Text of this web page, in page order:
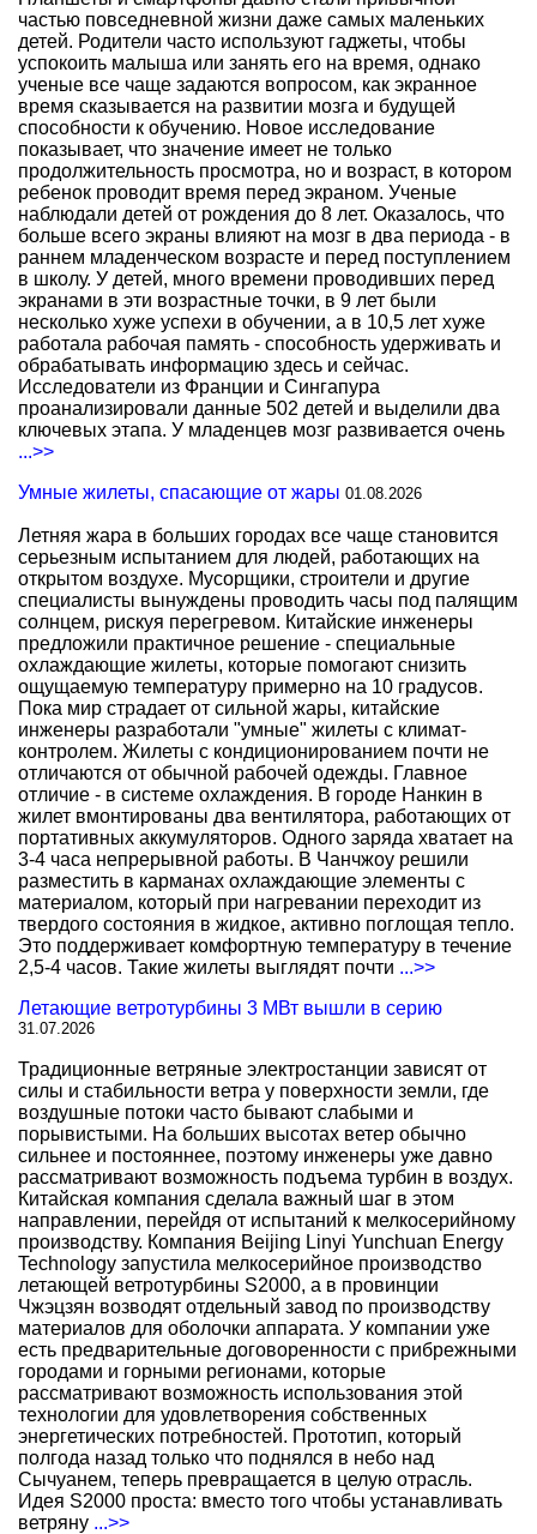
частью повседневной жизни даже самых маленьких
детей. Родители часто используют гаджеты, чтобы
успокоить малыша или занять его на время, однако
ученые все чаще задаются вопросом, как экранное
время сказывается на развитии мозга и будущей
способности к обучению. Новое исследование
показывает, что значение имеет не только
продолжительность просмотра, но и возраст, в котором
ребенок проводит время перед экраном. Ученые
наблюдали детей от рождения до 8 лет. Оказалось, что
больше всего экраны влияют на мозг в два периода - в
раннем младенческом возрасте и перед поступлением
в школу. У детей, много времени проводивших перед
экранами в эти возрастные точки, в 9 лет были
несколько хуже успехи в обучении, а в 10,5 лет хуже
работала рабочая память - способность удерживать и
обрабатывать информацию здесь и сейчас.
Исследователи из Франции и Сингапура
проанализировали данные 502 детей и выделили два
ключевых этапа. У младенцев мозг развивается очень
...>>
Умные жилеты, спасающие от жары 01.08.2026
Летняя жара в больших городах все чаще становится
серьезным испытанием для людей, работающих на
открытом воздухе. Мусорщики, строители и другие
специалисты вынуждены проводить часы под палящим
солнцем, рискуя перегревом. Китайские инженеры
предложили практичное решение - специальные
охлаждающие жилеты, которые помогают снизить
ощущаемую температуру примерно на 10 градусов.
Пока мир страдает от сильной жары, китайские
инженеры разработали "умные" жилеты с климат-
контролем. Жилеты с кондиционированием почти не
отличаются от обычной рабочей одежды. Главное
отличие - в системе охлаждения. В городе Нанкин в
жилет вмонтированы два вентилятора, работающих от
портативных аккумуляторов. Одного заряда хватает на
3-4 часа непрерывной работы. В Чанчжоу решили
разместить в карманах охлаждающие элементы с
материалом, который при нагревании переходит из
твердого состояния в жидкое, активно поглощая тепло.
Это поддерживает комфортную температуру в течение
2,5-4 часов. Такие жилеты выглядят почти ...>>
Летающие ветротурбины 3 МВт вышли в серию
31.07.2026
Традиционные ветряные электростанции зависят от
силы и стабильности ветра у поверхности земли, где
воздушные потоки часто бывают слабыми и
порывистыми. На больших высотах ветер обычно
сильнее и постояннее, поэтому инженеры уже давно
рассматривают возможность подъема турбин в воздух.
Китайская компания сделала важный шаг в этом
направлении, перейдя от испытаний к мелкосерийному
производству. Компания Beijing Linyi Yunchuan Energy
Technology запустила мелкосерийное производство
летающей ветротурбины S2000, а в провинции
Чжэцзян возводят отдельный завод по производству
материалов для оболочки аппарата. У компании уже
есть предварительные договоренности с прибрежными
городами и горными регионами, которые
рассматривают возможность использования этой
технологии для удовлетворения собственных
энергетических потребностей. Прототип, который
полгода назад только что поднялся в небо над
Сычуанем, теперь превращается в целую отрасль.
Идея S2000 проста: вместо того чтобы устанавливать
ветряну ...>>